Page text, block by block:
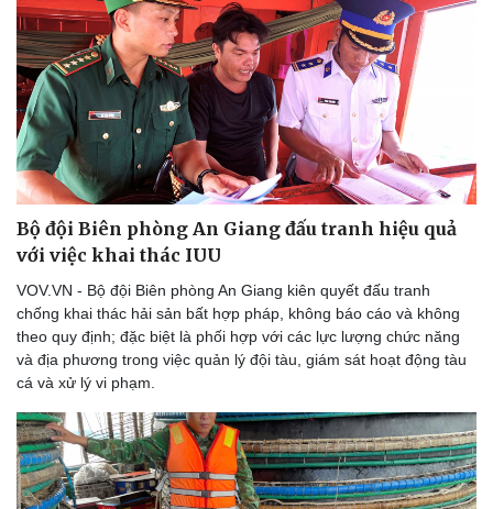
Thể thao
Bóng đá
Ô tô - Xe máy
Ô tô
Bộ đội Biên phòng An Giang đấu tranh hiệu quả
với việc khai thác IUU
VOV.VN - Bộ đội Biên phòng An Giang kiên quyết đấu tranh
chống khai thác hải sản bất hợp pháp, không báo cáo và không
theo quy định; đặc biệt là phối hợp với các lực lượng chức năng
và địa phương trong việc quản lý đội tàu, giám sát hoạt động tàu
cá và xử lý vi phạm.